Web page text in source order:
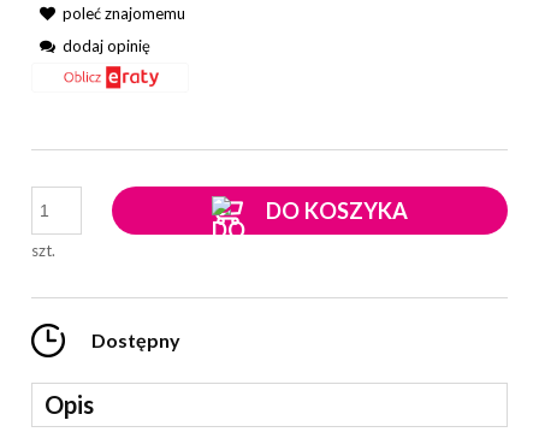
poleć znajomemu
dodaj opinię
szt.
DO KOSZYKA
Dostępny
Opis